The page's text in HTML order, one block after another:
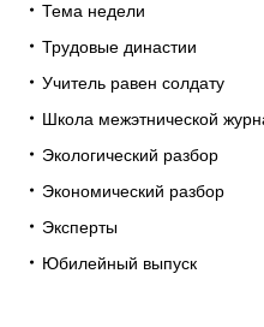
Тема недели
Трудовые династии
Учитель равен солдату
Школа межэтнической
Экологический разбор
Экономический разбор
Эксперты
Юбилейный выпуск